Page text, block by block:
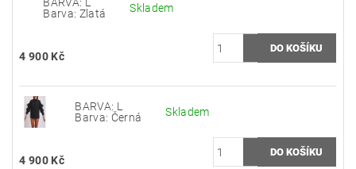
Barva: Zlatá
Skladem
4 900 Kč
BARVA: L
Barva: Černá
Skladem
4 900 Kč